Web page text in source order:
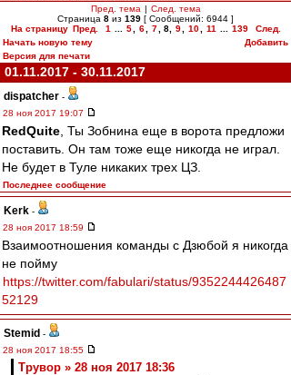
Пред. тема | След. тема
Страница 8 из 139 [ Сообщений: 6944 ]
На страницу Пред. 1 5 6 7 8, 9 10 11 139
След.
Начать новую тему
Добавить
Версия для печати
01.11.2017 - 30.11.2017
dispatcher -
28 ноя 2017 19:07
RedQuite , Ты Зобнина еще в ворота предложи
поставить. Он там тоже еще никогда не играл.
Не будет в Туле никаких трех ЦЗ.
Последнее сообщение
Kerk -
28 ноя 2017 18:59
Взаимоотношения команды с Дзюбой я никогда
не пойму
https://twitter.com/fabulari/status/9352244426487
52129
Stemid -
28 ноя 2017 18:55
Трувор » 28 ноя 2017 18:36